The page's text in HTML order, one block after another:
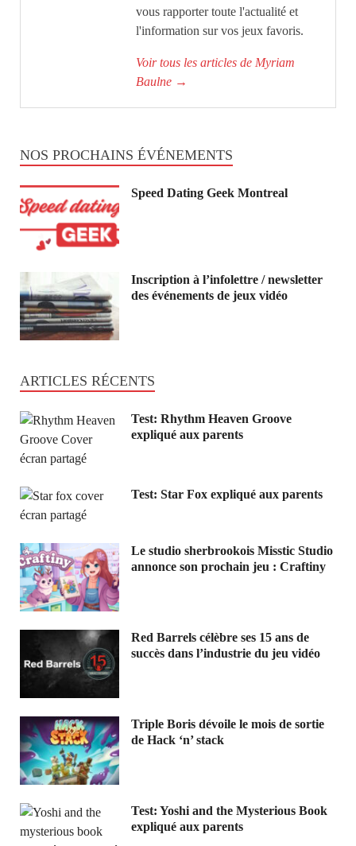
vous rapporter toute l'actualité et
l'information sur vos jeux favoris.
Voir tous les articles de Myriam
Baulne →
NOS PROCHAINS ÉVÉNEMENTS
Speed Dating Geek Montreal
Inscription à l’infolettre / newsletter
des événements de jeux vidéo
ARTICLES RÉCENTS
Test: Rhythm Heaven Groove
expliqué aux parents
Test: Star Fox expliqué aux parents
Le studio sherbrookois Misstic Studio
annonce son prochain jeu : Craftiny
Red Barrels célèbre ses 15 ans de
succès dans l’industrie du jeu vidéo
Triple Boris dévoile le mois de sortie
de Hack ‘n’ stack
Test: Yoshi and the Mysterious Book
expliqué aux parents